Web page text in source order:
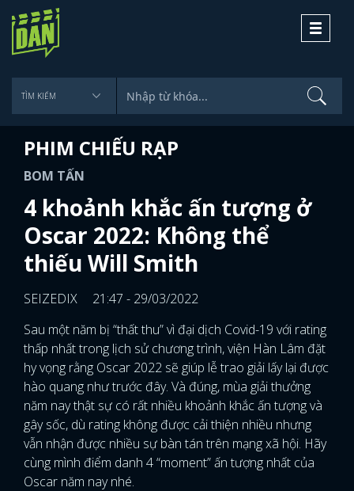
Toggle
PHIM CHIẾU RẠP
BOM TẤN
4 khoảnh khắc ấn tượng ở
Oscar 2022: Không thể
thiếu Will Smith
SEIZEDIX
21:47 - 29/03/2022
Sau một năm bị “thất thu” vì đại dịch Covid-19 với rating
thấp nhất trong lịch sử chương trình, viện Hàn Lâm đặt
hy vọng rằng Oscar 2022 sẽ giúp lễ trao giải lấy lại được
hào quang như trước đây. Và đúng, mùa giải thưởng
năm nay thật sự có rất nhiều khoảnh khắc ấn tượng và
gây sốc, dù rating không được cải thiện nhiều nhưng
vẫn nhận được nhiều sự bàn tán trên mạng xã hội. Hãy
cùng mình điểm danh 4 “moment” ấn tượng nhất của
Oscar năm nay nhé.